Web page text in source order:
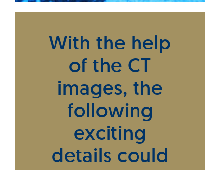
With the help
of the CT
images, the
following
exciting
details could